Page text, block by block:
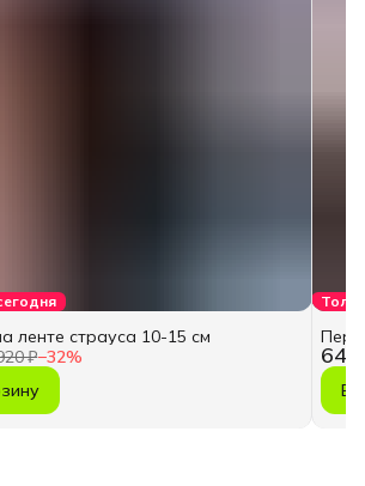
₽−32%
ленте страуса 10-15 см
646
В